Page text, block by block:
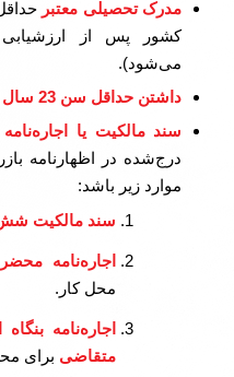
مدرک تحصیلی معتبر
کشور پس از
می‌شود).
داشتن حداقل سن 23سال
سند مالکیت یا اجاره‌نامه
درج‌شده در اظهارنامه
موارد زیر باشد:
سند مالکیت
اجاره‌نامه
محل کار.
اجاره‌نامه
متقاضی برای